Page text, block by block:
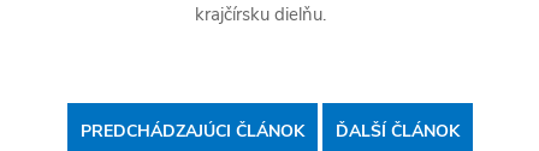
krajčírsku dielňu.
PREDCHÁDZAJÚCI ČLÁNOK ĎALŠÍ ČLÁNOK